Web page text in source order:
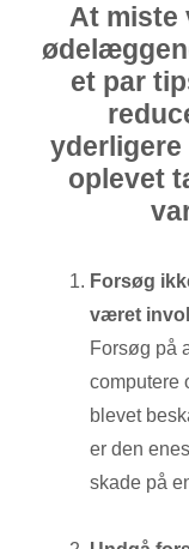
At miste
et par
yderligere
oplevet
Forsøg
været
Forsøg på
computere
blevet
er den
skade på